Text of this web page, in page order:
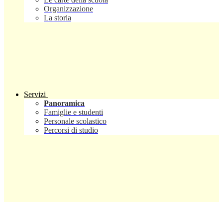
Organizzazione
La storia
Servizi
Panoramica
Famiglie e studenti
Personale scolastico
Percorsi di studio